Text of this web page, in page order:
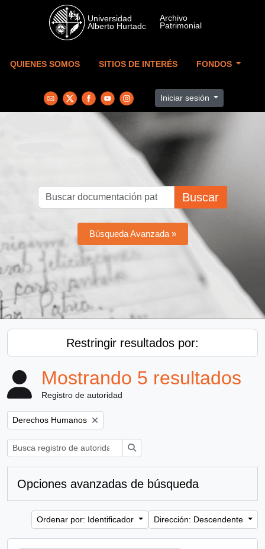
Skip to main content
QUIENES SOMOS SITIOS DE INTERÉS FONDOS
Iniciar sesión
Buscar
Búsqueda Avanzada »
Restringir resultados por:
Mostrando 5 resultados
Registro de autoridad
Remove filter:
Derechos Humanos
Opciones avanzadas de búsqueda
Ordenar por: Identificador Dirección: Descendente